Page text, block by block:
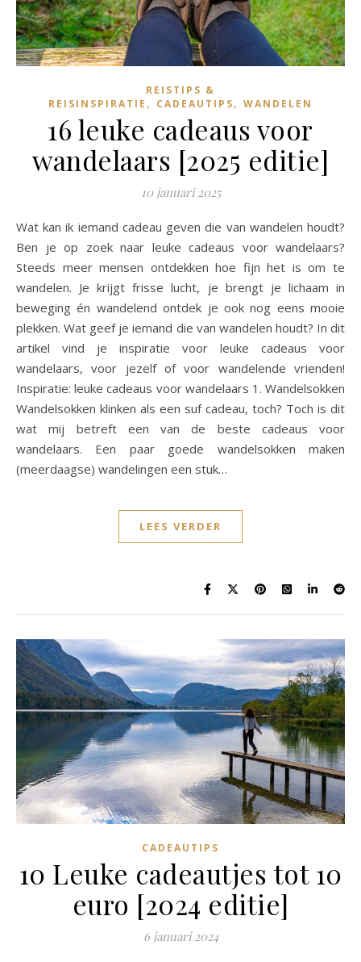
REISTIPS &
REISINSPIRATIE , CADEAUTIPS, WANDELEN
16 leuke cadeaus voor
wandelaars [2025 editie]
10 januari 2025
Wat kan ik iemand cadeau geven die van wandelen houdt?
Ben je op zoek naar leuke cadeaus voor wandelaars?
Steeds meer mensen ontdekken hoe fijn het is om te
wandelen. Je krijgt frisse lucht, je brengt je lichaam in
beweging én wandelend ontdek je ook nog eens mooie
plekken. Wat geef je iemand die van wandelen houdt? In dit
artikel vind je inspiratie voor leuke cadeaus voor
wandelaars, voor jezelf of voor wandelende vrienden!
Inspiratie: leuke cadeaus voor wandelaars 1. Wandelsokken
Wandelsokken klinken als een suf cadeau, toch? Toch is dit
wat mij betreft een van de beste cadeaus voor
wandelaars. Een paar goede wandelsokken maken
(meerdaagse) wandelingen een stuk…
LEES VERDER
CADEAUTIPS
10 Leuke cadeautjes tot 10
euro [2024 editie]
6 januari 2024